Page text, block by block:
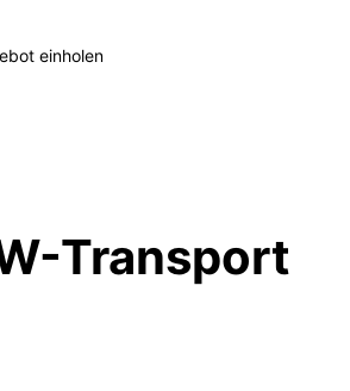
einholen
Transport